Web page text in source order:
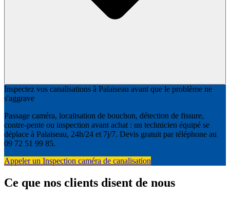
Inspectez vos canalisations à Palaiseau avant que le problème ne
s'aggrave
Passage caméra, localisation de bouchon, détection de fissure,
contre-pente ou inspection avant achat : un technicien équipé se
déplace à Palaiseau, 24h/24 et 7j/7. Devis gratuit par téléphone au
09 72 51 99 85.
Appeler un Inspection caméra de canalisation
Ce que nos clients disent de nous